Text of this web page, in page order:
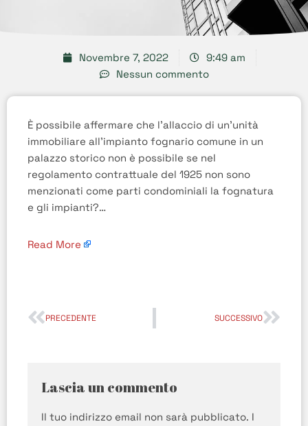
Novembre 7, 2022
9:49 am
Nessun commento
È possibile affermare che l’allaccio di un’unità
immobiliare all’impianto fognario comune in un
palazzo storico non è possibile se nel
regolamento contrattuale del 1925 non sono
menzionati come parti condominiali la fognatura
e gli impianti?…
Read More
PRECEDENTE SUCCESSIVO
Lascia un commento
Il tuo indirizzo email non sarà pubblicato. I